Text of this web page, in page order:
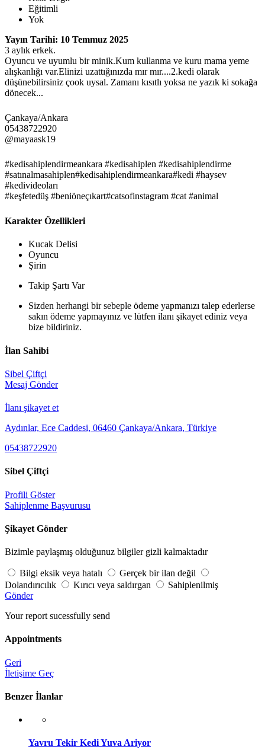
Eğitimli
Yok
Yayın Tarihi: 10 Temmuz 2025
3 aylık erkek.
Oyuncu ve uyumlu bir minik.Kum kullanma ve kuru mama yeme
alışkanlığı var.Elinizi uzattığınızda mır mır....2.kedi olarak
düşünebilirsiniz çook uysal. Zamanı kısıtlı yoksa ne yazık ki sokağa
dönecek...
Çankaya/Ankara
05438722920
@mayaask19
#kedisahiplendirmeankara #kedisahiplen #kedisahiplendirme
#satınalmasahiplen#kedisahiplendirmeankara#kedi #haysev
#kedivideoları
#keşfetedüş #beniöneçıkart#catsofinstagram #cat #animal
Karakter Özellikleri
Kucak Delisi
Oyuncu
Şirin
Takip Şartı Var
Sizden herhangi bir sebeple ödeme yapmanızı talep ederlerse
sakın ödeme yapmayınız ve lütfen ilanı şikayet ediniz veya
bize bildiriniz.
İlan Sahibi
Sibel Çiftçi
Mesaj Gönder
İlanı şikayet et
Aydınlar, Ece Caddesi, 06460 Çankaya/Ankara, Türkiye
05438722920
Sibel Çiftçi
Profili Göster
Sahiplenme Başvurusu
Şikayet Gönder
Bizimle paylaşmış olduğunuz bilgiler gizli kalmaktadır
Bilgi eksik veya hatalı
Gerçek bir ilan değil
Dolandırıcılık
Kırıcı veya saldırgan
Sahiplenilmiş
Gönder
Your report sucessfully send
Appointments
Geri
İletişime Geç
Benzer İlanlar
Yavru Tekir Kedi Yuva Ariyor